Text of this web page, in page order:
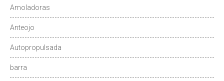
Amoladoras
Anteojo
Autopropulsada
barra